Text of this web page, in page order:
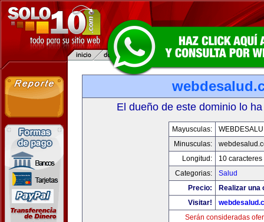
El dueño de este dominio lo
Mayusculas:
Minusculas:
Longitud:
10 caracteres
Categorias:
Salud
Precio:
Realizar una
Visitar!
Serán consideradas